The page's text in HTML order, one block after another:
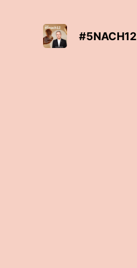
#5NACH12